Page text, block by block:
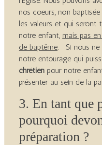
nos coeurs, non
les valeurs et qui seront
notre enfant, mais pas
de baptême. Si nous ne
notre entourage qui
chrétienpour notre
présenter au sein de la
3. En tant que
pourquoi
préparation ?